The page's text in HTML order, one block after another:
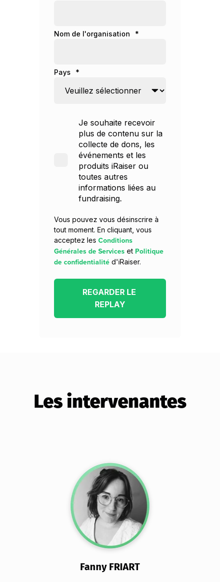
Nom de l'organisation *
Pays *
Je souhaite recevoir
plus de contenu sur la
collecte de dons, les
événements et les
produits iRaiser ou
toutes autres
informations liées au
fundraising.
Vous pouvez vous désinscrire à
tout moment. En cliquant, vous
acceptez les Conditions
Générales de Services et Politique
de confidentialité d'iRaiser.
Les intervenantes
Fanny FRIART